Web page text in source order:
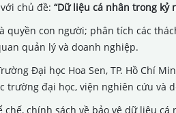
chủ đề: “Dữ liệu cá nhân trong kỷ
con người; phân tích các
quản lý và doanh nghiệp.
Đại học Hoa Sen, TP. Hồ
trường đại học, viện nghiên cứu và
chính sách về bảo vệ dữ liệu